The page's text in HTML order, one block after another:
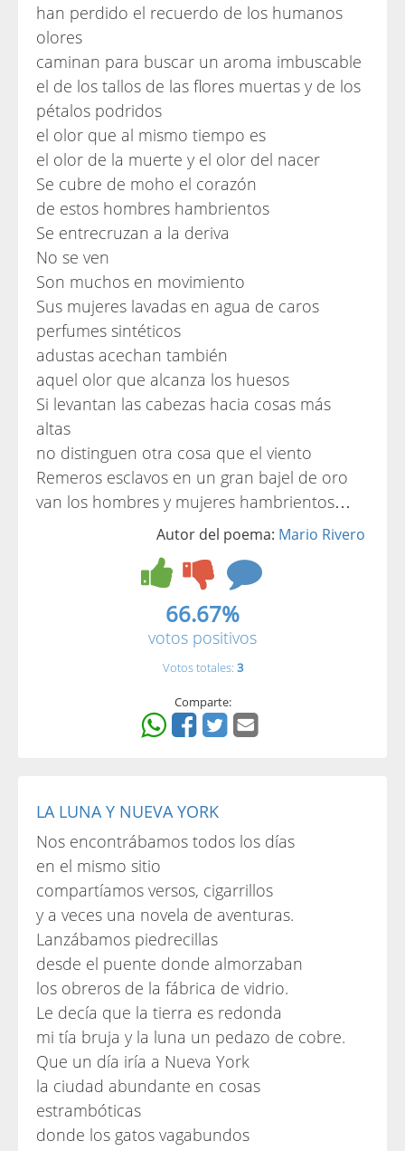
han perdido el recuerdo de los humanos
olores
caminan para buscar un aroma imbuscable
el de los tallos de las flores muertas y de los
pétalos podridos
el olor que al mismo tiempo es
el olor de la muerte y el olor del nacer
Se cubre de moho el corazón
de estos hombres hambrientos
Se entrecruzan a la deriva
No se ven
Son muchos en movimiento
Sus mujeres lavadas en agua de caros
perfumes sintéticos
adustas acechan también
aquel olor que alcanza los huesos
Si levantan las cabezas hacia cosas más
altas
no distinguen otra cosa que el viento
Remeros esclavos en un gran bajel de oro
van los hombres y mujeres hambrientos…
Autor del poema: Mario Rivero
66.67%
votos positivos
Votos totales: 3
Comparte:
LA LUNA Y NUEVA YORK
Nos encontrábamos todos los días
en el mismo sitio
compartíamos versos, cigarrillos
y a veces una novela de aventuras.
Lanzábamos piedrecillas
desde el puente donde almorzaban
los obreros de la fábrica de vidrio.
Le decía que la tierra es redonda
mi tía bruja y la luna un pedazo de cobre.
Que un día iría a Nueva York
la ciudad abundante en cosas
estrambóticas
donde los gatos vagabundos